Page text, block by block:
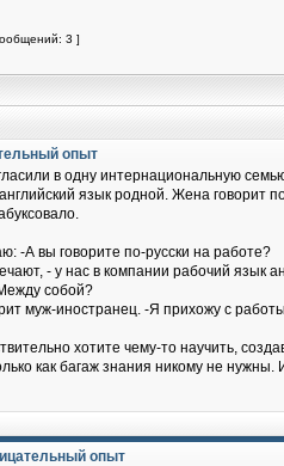
3 ]
опыт
в одну интернациональную
язык родной. Жена говорит
-А вы говорите по-русски на работе?
- у нас в компании рабочий язык
собой?
муж-иностранец. -Я прихожу с
хотите чему-то научить,
как багаж знания никому не
опыт